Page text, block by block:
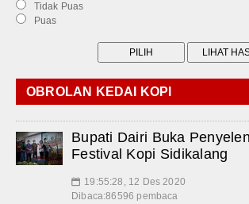
Tidak Puas
Puas
OBROLAN KEDAI KOPI
Bupati Dairi Buka
Festival Kopi Sidikalang
📅 19:55:28, 12 Des 2020
Dibaca:86596 pembaca